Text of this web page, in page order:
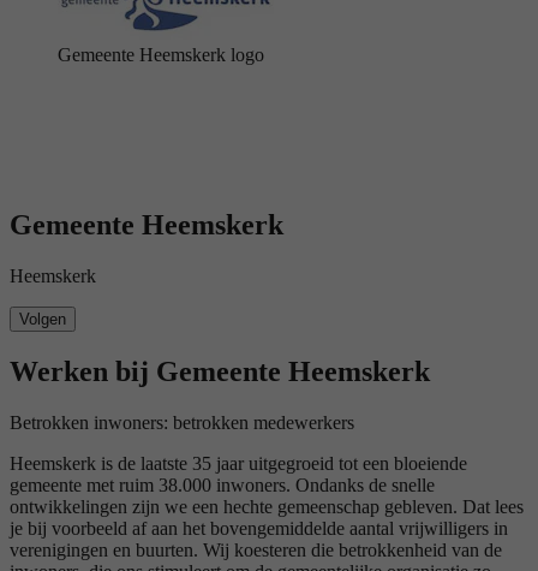
Gemeente Heemskerk logo
Gemeente Heemskerk
Heemskerk
Volgen
Werken bij Gemeente Heemskerk
Betrokken inwoners: betrokken medewerkers
Heemskerk is de laatste 35 jaar uitgegroeid tot een bloeiende
gemeente met ruim 38.000 inwoners. Ondanks de snelle
ontwikkelingen zijn we een hechte gemeenschap gebleven. Dat lees
je bij voorbeeld af aan het bovengemiddelde aantal vrijwilligers in
verenigingen en buurten. Wij koesteren die betrokkenheid van de